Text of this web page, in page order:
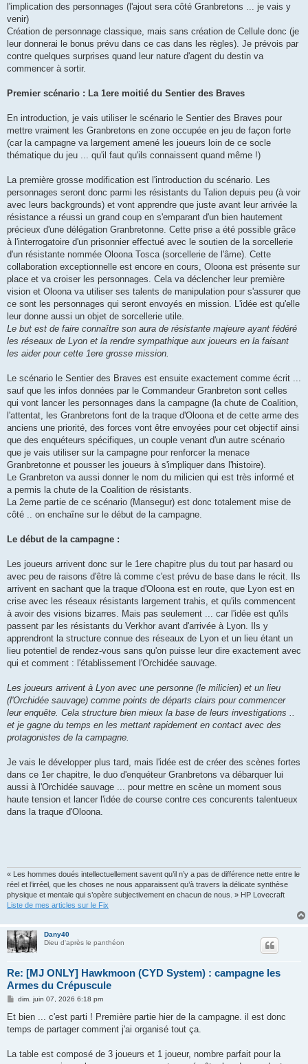
l'implication des personnages (l'ajout sera côté Granbretons ... je vais y
venir)
Création de personnage classique, mais sans création de Cellule donc (je
leur donnerai le bonus prévu dans ce cas dans les règles). Je prévois par
contre quelques surprises quand leur nature d'agent du destin va
commencer à sortir.
Premier scénario : La 1ere moitié du Sentier des Braves
En introduction, je vais utiliser le scénario le Sentier des Braves pour
mettre vraiment les Granbretons en zone occupée en jeu de façon forte
(car la campagne va largement amené les joueurs loin de ce socle
thématique du jeu ... qu'il faut qu'ils connaissent quand même !)
La première grosse modification est l'introduction du scénario. Les
personnages seront donc parmi les résistants du Talion depuis peu (à voir
avec leurs backgrounds) et vont apprendre que juste avant leur arrivée la
résistance a réussi un grand coup en s'emparant d'un bien hautement
précieux d'une délégation Granbretonne. Cette prise a été possible grâce
à l'interrogatoire d'un prisonnier effectué avec le soutien de la sorcellerie
d'un résistante nommée Oloona Tosca (sorcellerie de l'âme). Cette
collaboration exceptionnelle est encore en cours, Oloona est présente sur
place et va croiser les personnages. Cela va déclencher leur première
vision et Oloona va utiliser ses talents de manipulation pour s'assurer que
ce sont les personnages qui seront envoyés en mission. L'idée est qu'elle
leur donne aussi un objet de sorcellerie utile.
Le but est de faire connaître son aura de résistante majeure ayant fédéré
les réseaux de Lyon et la rendre sympathique aux joueurs en la faisant
les aider pour cette 1ere grosse mission.
Le scénario le Sentier des Braves est ensuite exactement comme écrit ...
sauf que les infos données par le Commandeur Granbreton sont celles
qui vont lancer les personnages dans la campagne (la chute de Coalition,
l'attentat, les Granbretons font de la traque d'Oloona et de cette arme des
anciens une priorité, des forces vont être envoyées pour cet objectif ainsi
que des enquéteurs spécifiques, un couple venant d'un autre scénario
que je vais utiliser sur la campagne pour renforcer la menace
Granbretonne et pousser les joueurs à s'impliquer dans l'histoire).
Le Granbreton va aussi donner le nom du milicien qui est très informé et
a permis la chute de la Coalition de résistants.
La 2eme partie de ce scénario (Mansegur) est donc totalement mise de
côté .. on enchaîne sur le début de la campagne.
Le début de la campagne :
Les joueurs arrivent donc sur le 1ere chapitre plus du tout par hasard ou
avec peu de raisons d'être là comme c'est prévu de base dans le récit. Ils
arrivent en sachant que la traque d'Oloona est en route, que Lyon est en
crise avec les réseaux résistants largement trahis, et qu'ils commencent
à avoir des visions bizarres. Mais pas seulement ... car l'idée est qu'ils
passent par les résistants du Verkhor avant d'arrivée à Lyon. Ils y
apprendront la structure connue des réseaux de Lyon et un lieu étant un
lieu potentiel de rendez-vous sans qu'on puisse leur dire exactement avec
qui et comment : l'établissement l'Orchidée sauvage.
Les joueurs arrivent à Lyon avec une personne (le milicien) et un lieu
(l'Orchidée sauvage) comme points de départs clairs pour commencer
leur enquête. Cela structure bien mieux la base de leurs investigations ..
et je gagne du temps en les mettant rapidement en contact avec des
protagonistes de la campagne.
Je vais le développer plus tard, mais l'idée est de créer des scènes fortes
dans ce 1er chapitre, le duo d'enquéteur Granbretons va débarquer lui
aussi à l'Orchidée sauvage ... pour mettre en scène un moment sous
haute tension et lancer l'idée de course contre ces concurents talentueux
dans la traque d'Oloona.
« Les hommes doués intellectuellement savent qu’il n’y a pas de différence nette entre le
réel et l’irréel, que les choses ne nous apparaissent qu’à travers la délicate synthèse
physique et mentale qui s’opère subjectivement en chacun de nous. » HP Lovecraft
Liste de mes articles sur le Fix
Dany40
Dieu d'après le panthéon
Re: [MJ ONLY] Hawkmoon (CYD System) : campagne les
Armes du Crépuscule
M
s
a
dim. juin 07, 2026 6:18 pm
Et bien ... c'est parti ! Première partie hier de la campagne. il est donc
temps de partager comment j'ai organisé tout ça.
La table est composé de 3 joueurs et 1 joueur, nombre parfait pour la